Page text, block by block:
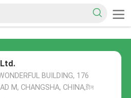
BUILDING, 176
M, CHANGSHA, CHINA,চীন